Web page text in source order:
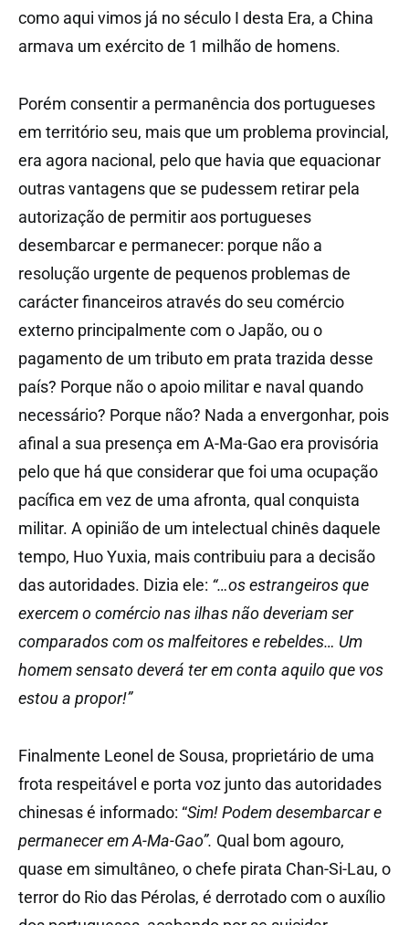
como aqui vimos já no século I desta Era, a China
armava um exército de 1 milhão de homens.
Porém consentir a permanência dos portugueses
em território seu, mais que um problema provincial,
era agora nacional, pelo que havia que equacionar
outras vantagens que se pudessem retirar pela
autorização de permitir aos portugueses
desembarcar e permanecer: porque não a
resolução urgente de pequenos problemas de
carácter financeiros através do seu comércio
externo principalmente com o Japão, ou o
pagamento de um tributo em prata trazida desse
país? Porque não o apoio militar e naval quando
necessário? Porque não? Nada a envergonhar, pois
afinal a sua presença em A-Ma-Gao era provisória
pelo que há que considerar que foi uma ocupação
pacífica em vez de uma afronta, qual conquista
militar. A opinião de um intelectual chinês daquele
tempo, Huo Yuxia, mais contribuiu para a decisão
das autoridades. Dizia ele: “…os estrangeiros que
exercem o comércio nas ilhas não deveriam ser
comparados com os malfeitores e rebeldes… Um
homem sensato deverá ter em conta aquilo que vos
estou a propor!”
Finalmente Leonel de Sousa, proprietário de uma
frota respeitável e porta voz junto das autoridades
chinesas é informado: “Sim! Podem desembarcar e
permanecer em A-Ma-Gao”. Qual bom agouro,
quase em simultâneo, o chefe pirata Chan-Si-Lau, o
terror do Rio das Pérolas, é derrotado com o auxílio